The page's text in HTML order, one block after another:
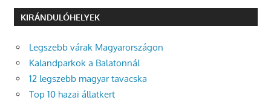
KIRÁNDULÓHELYEK
Legszebb várak Magyarországon
Kalandparkok a Balatonnál
12 legszebb magyar tavacska
Top 10 hazai állatkert